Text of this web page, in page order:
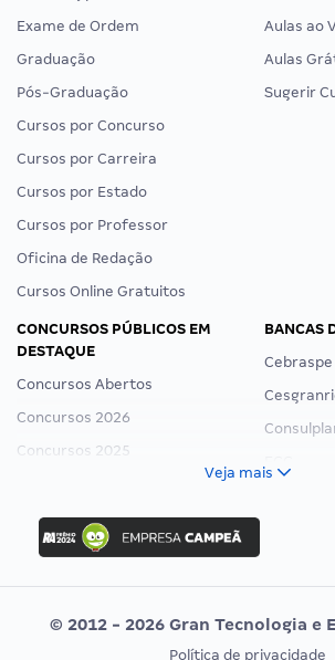
Exame de Ordem
Graduação
Pós-Graduação
Cursos por Concurso
Cursos por Carreira
Cursos por Estado
Cursos por Professor
Oficina de Redação
Cursos Online Gratuitos
Aulas ao
Aulas
Sugerir
CONCURSOS PÚBLICOS EM
DESTAQUE
Concursos Abertos
Concursos 2026
Concursos 2025
Concurso Ibama
Concurso MPU
Editais publicados
BANCAS
Cebraspe
Vunesp
Veja mais
© 2012 - 2026 Gran Tecnologia e
Política de privacidade